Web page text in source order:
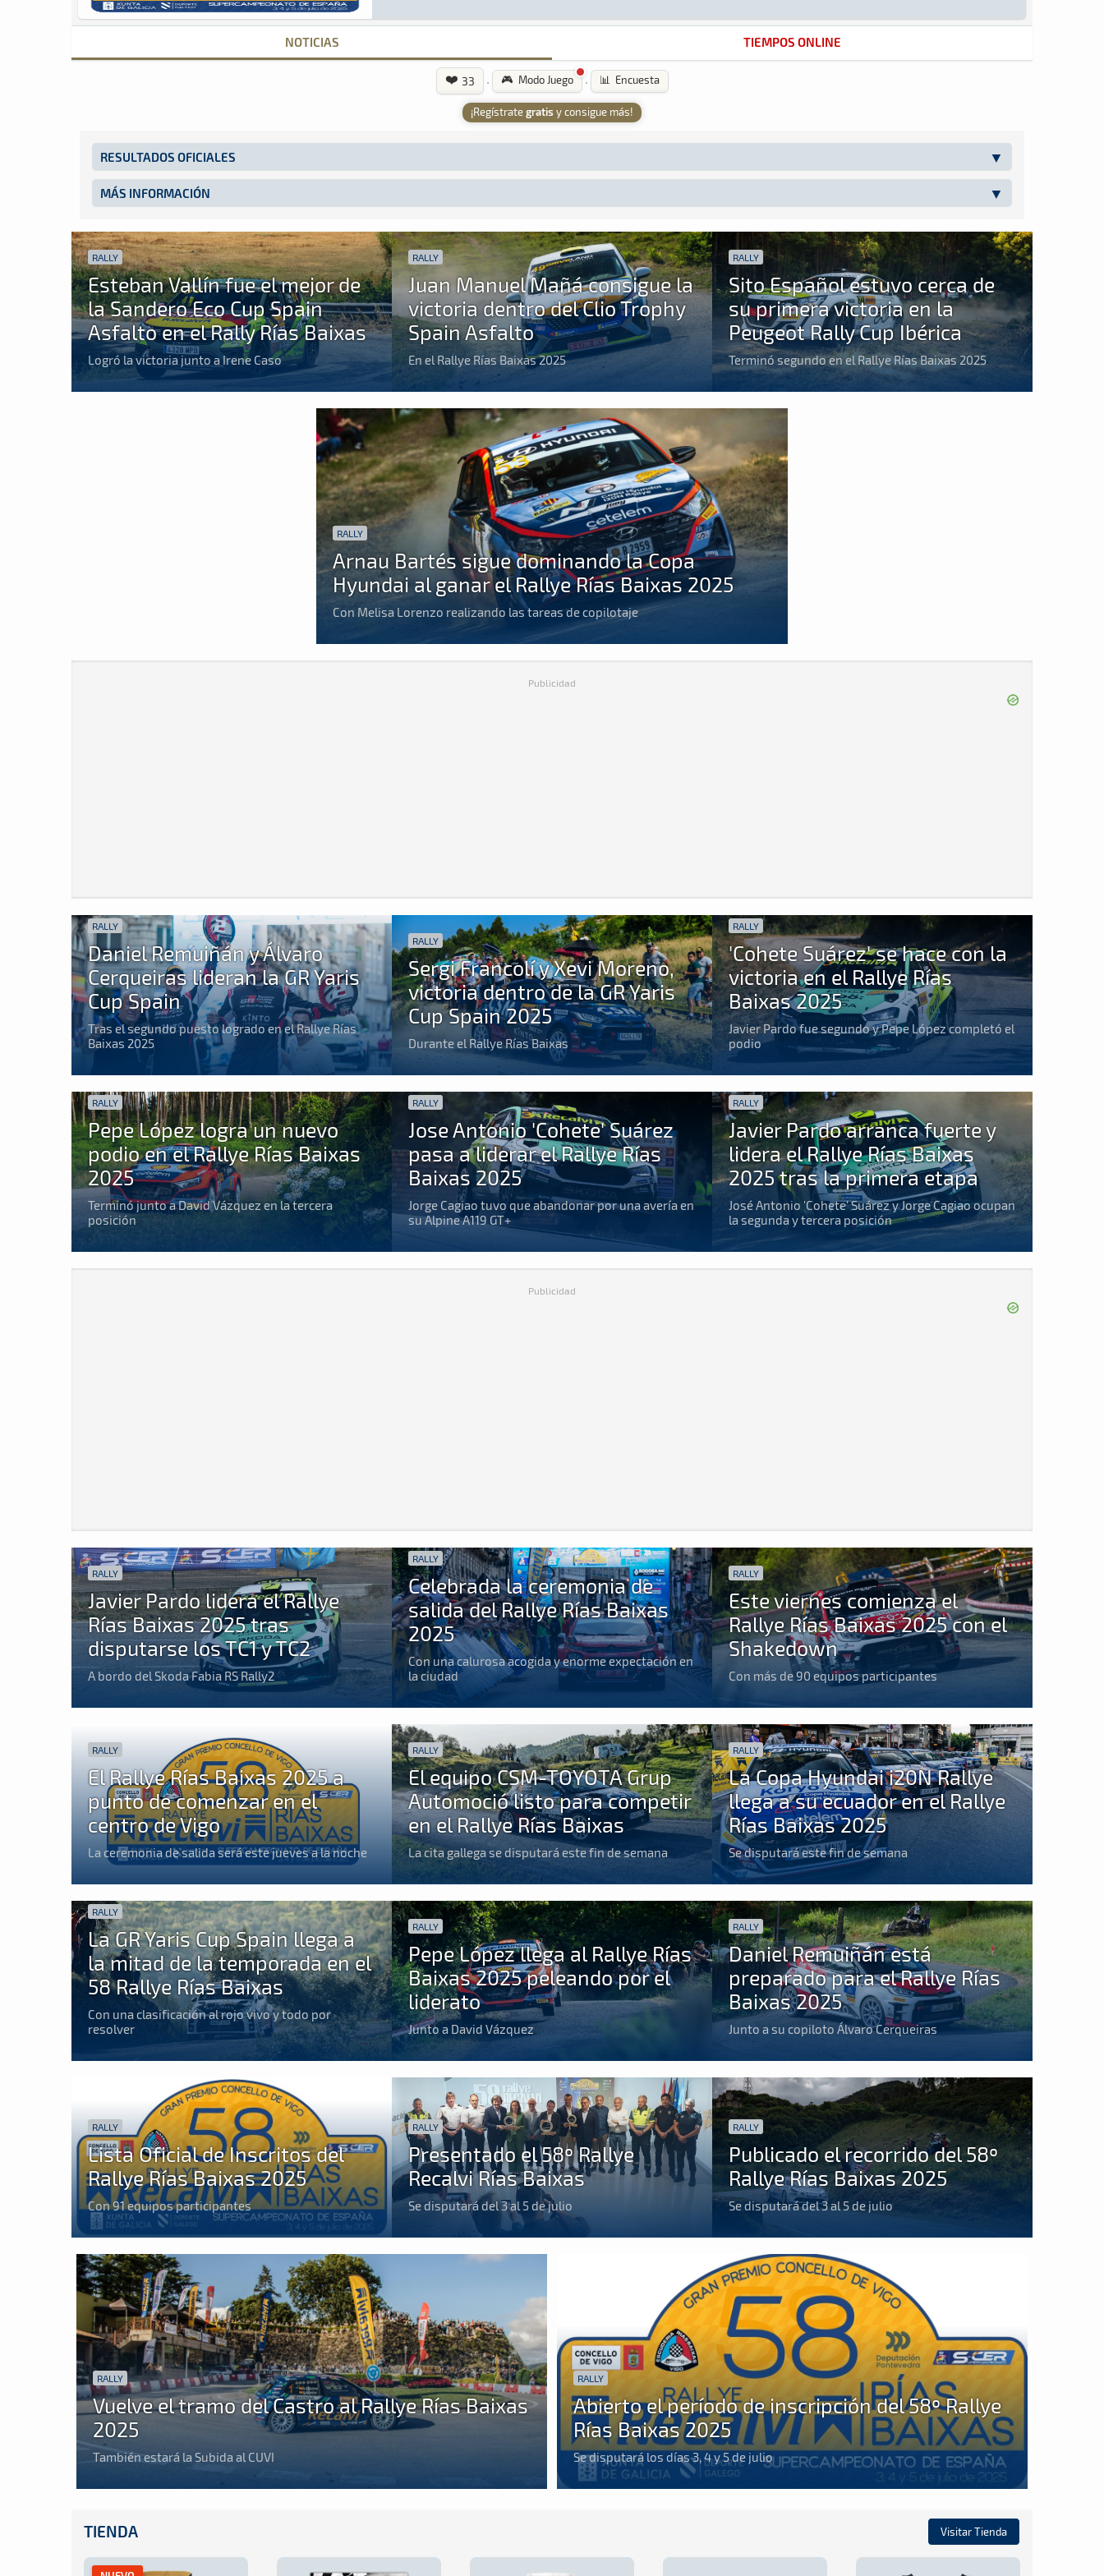
NOTICIAS TIEMPOS ONLINE
❤️ 33 · 🎮 Modo Juego · 📊 Encuesta
¡Regístrategratis y consigue más!
RESULTADOS OFICIALES
MÁS INFORMACIÓN
RALLY
Esteban Vallín fue el mejor de
la Sandero Eco Cup Spain
Asfalto en el Rally Rías Baixas
Logró la victoria junto a Irene Caso
RALLY
Juan Manuel Mañá consigue la
victoria dentro del Clio Trophy
Spain Asfalto
En el Rallye Rías Baixas 2025
RALLY
Sito Español estuvo cerca de
su primera victoria en la
Peugeot Rally Cup Ibérica
Terminó segundo en el Rallye Rías Baixas 2025
RALLY
Arnau Bartés sigue dominando la Copa
Hyundai al ganar el Rallye Rías Baixas 2025
Con Melisa Lorenzo realizando las tareas de copilotaje
Publicidad
RALLY
Daniel Remuiñán y Álvaro
Cerqueiras lideran la GR Yaris
Cup Spain
Tras el segundo puesto logrado en el Rallye Rías
Baixas 2025
RALLY
Sergi Francolí y Xevi Moreno,
victoria dentro de la GR Yaris
Cup Spain 2025
Durante el Rallye Rías Baixas
RALLY
'Cohete Suárez' se hace con la
victoria en el Rallye Rías
Baixas 2025
Javier Pardo fue segundo y Pepe López completó el
podio
RALLY
Pepe López logra un nuevo
podio en el Rallye Rías Baixas
2025
Terminó junto a David Vázquez en la tercera
posición
RALLY
Jose Antonio 'Cohete' Suárez
pasa a liderar el Rallye Rías
Baixas 2025
Jorge Cagiao tuvo que abandonar por una avería en
su Alpine A119 GT+
RALLY
Javier Pardo arranca fuerte y
lidera el Rallye Rías Baixas
2025 tras la primera etapa
José Antonio 'Cohete' Suárez y Jorge Cagiao ocupan
la segunda y tercera posición
Publicidad
RALLY
Javier Pardo lidera el Rallye
Rías Baixas 2025 tras
disputarse los TC1 y TC2
A bordo del Skoda Fabia RS Rally2
RALLY
Celebrada la ceremonia de
salida del Rallye Rías Baixas
2025
Con una calurosa acogida y enorme expectación en
la ciudad
RALLY
Este viernes comienza el
Rallye Rías Baixas 2025 con el
Shakedown
Con más de 90 equipos participantes
RALLY
El Rallye Rías Baixas 2025 a
punto de comenzar en el
centro de Vigo
La ceremonia de salida será este jueves a la noche
RALLY
El equipo CSM-TOYOTA Grup
Automoció listo para competir
en el Rallye Rías Baixas
La cita gallega se disputará este fin de semana
RALLY
La Copa Hyundai i20N Rallye
llega a su ecuador en el Rallye
Rías Baixas 2025
Se disputará este fin de semana
RALLY
La GR Yaris Cup Spain llega a
la mitad de la temporada en el
58 Rallye Rías Baixas
Con una clasificación al rojo vivo y todo por
resolver
RALLY
Pepe López llega al Rallye Rías
Baixas 2025 peleando por el
liderato
Junto a David Vázquez
RALLY
Daniel Remuiñán está
preparado para el Rallye Rías
Baixas 2025
Junto a su copiloto Álvaro Cerqueiras
RALLY
Lista Oficial de Inscritos del
Rallye Rías Baixas 2025
Con 91 equipos participantes
RALLY
Presentado el 58º Rallye
Recalvi Rías Baixas
Se disputará del 3 al 5 de julio
RALLY
Publicado el recorrido del 58º
Rallye Rías Baixas 2025
Se disputará del 3 al 5 de julio
RALLY
Vuelve el tramo del Castro al Rallye Rías Baixas
2025
También estará la Subida al CUVI
RALLY
Abierto el período de inscripción del 58º Rallye
Rías Baixas 2025
Se disputará los días 3, 4 y 5 de julio
TIENDA Visitar Tienda